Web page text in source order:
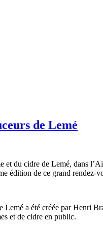
de Lemé
et du cidre de Lemé, dans
édition de ce grand rendez-
Lemé a été créée par Henri
et de cidre en public.